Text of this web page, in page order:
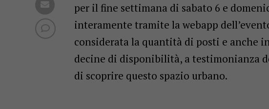
per il fine settimana di sabato 6 e
interamente tramite la webapp
considerata la quantità di posti e anche
decine di disponibilità, a testimonianza
di scoprire questo spazio urbano.